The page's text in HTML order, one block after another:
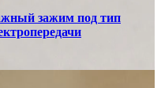
зажим под тип